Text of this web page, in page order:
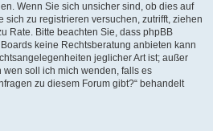
Wenn Sie sich unsicher sind, ob dies auf
sich zu registrieren versuchen, zutrifft, ziehen
Rate. Bitte beachten Sie, dass phpBB
keine Rechtsberatung anbieten kann
jeglicher Art ist; außer
wen soll ich mich wenden, falls es
zu diesem Forum gibt?“ behandelt